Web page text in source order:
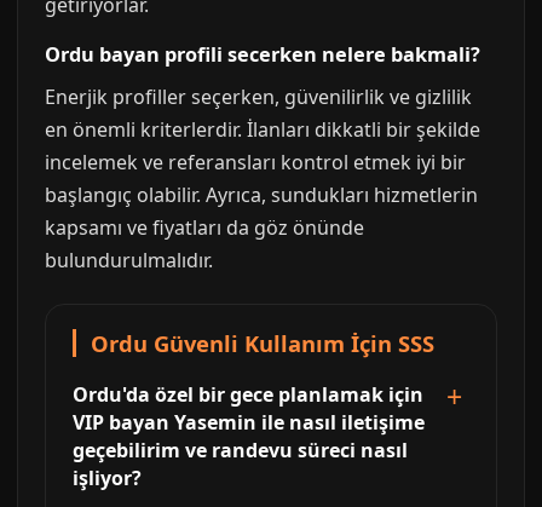
Ordu bayan profili secerken nelere bakmali?
Enerjik profiller seçerken, güvenilirlik ve gizlilik
en önemli kriterlerdir. İlanları dikkatli bir şekilde
incelemek ve referansları kontrol etmek iyi bir
başlangıç olabilir. Ayrıca, sundukları hizmetlerin
kapsamı ve fiyatları da göz önünde
bulundurulmalıdır.
Ordu Güvenli Kullanım İçin SSS
Ordu'da özel bir gece planlamak için
VIP bayan Yasemin ile nasıl iletişime
geçebilirim ve randevu süreci nasıl
işliyor?